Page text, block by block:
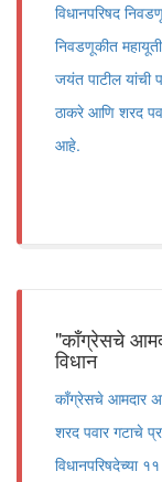
विधानपरिषद
निवडणूकीत
जयंत पाटील यांची
ठाकरे आणि शरद
आहे.
"काँग्रेसचे
विधान
काँग्रेसचे आमदार
शरद पवार गटाचे
विधानपरिषदेच्या